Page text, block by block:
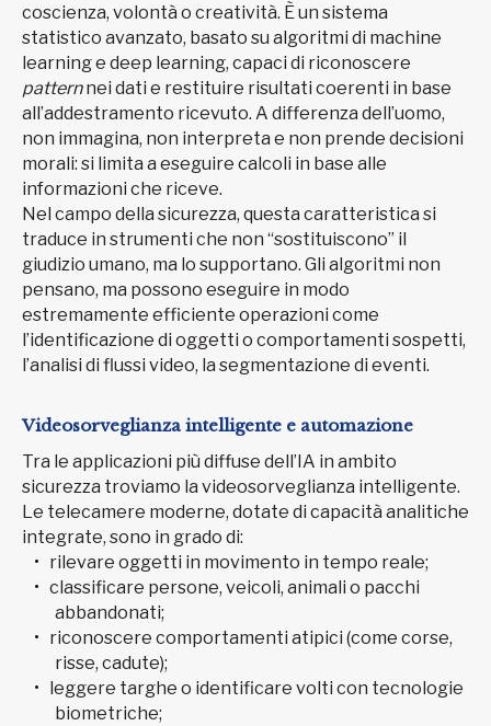
coscienza, volontà o creatività. È un sistema
statistico avanzato, basato su algoritmi di machine
learning e deep learning, capaci di riconoscere
patternnei dati e restituire risultati coerenti in base
all’addestramento ricevuto. A differenza dell’uomo,
non immagina, non interpreta e non prende decisioni
morali: si limita a eseguire calcoli in base alle
informazioni che riceve.
Nel campo della sicurezza, questa caratteristica si
traduce in strumenti che non “sostituiscono” il
giudizio umano, ma lo supportano. Gli algoritmi non
pensano, ma possono eseguire in modo
estremamente efficiente operazioni come
l’identificazione di oggetti o comportamenti sospetti,
l’analisi di flussi video, la segmentazione di eventi.
Videosorveglianza intelligente e automazione
Tra le applicazioni più diffuse dell’IA in ambito
sicurezza troviamo la videosorveglianza intelligente.
Le telecamere moderne, dotate di capacità analitiche
integrate, sono in grado di:
rilevare oggetti in movimento in tempo reale;
classificare persone, veicoli, animali o pacchi
abbandonati;
riconoscere comportamenti atipici (come corse,
risse, cadute);
leggere targhe o identificare volti con tecnologie
biometriche;